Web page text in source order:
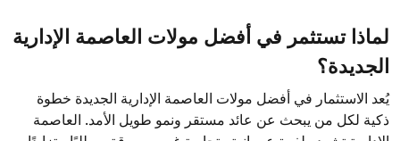
لماذا تستثمر في أفضل مولات العاصمة الإدارية
الجديدة؟
يُعد الاستثمار في أفضل مولات العاصمة الإدارية الجديدة خطوة
ذكية لكل من يبحث عن عائد مستقر ونمو طويل الأمد. العاصمة